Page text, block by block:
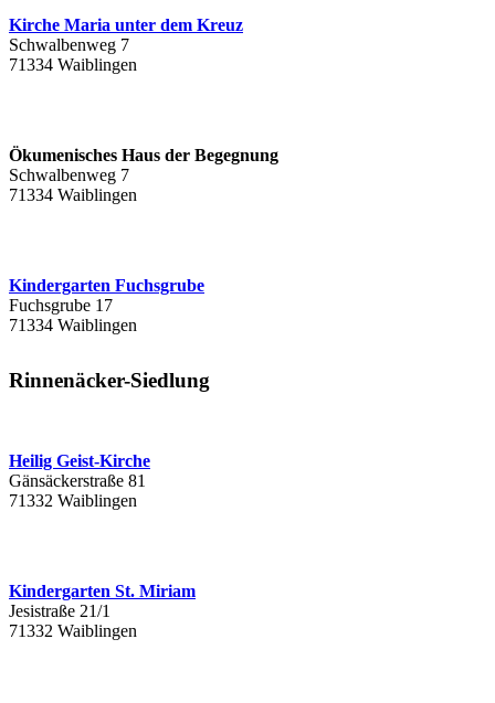
Kirche Maria unter dem Kreuz
Schwalbenweg 7
71334 Waiblingen
Ökumenisches Haus der Begegnung
Schwalbenweg 7
71334 Waiblingen
Kindergarten Fuchsgrube
Fuchsgrube 17
71334 Waiblingen
Rinnenäcker-Siedlung
Heilig Geist-Kirche
Gänsäckerstraße 81
71332 Waiblingen
Kindergarten St. Miriam
Jesistraße 21/1
71332 Waiblingen